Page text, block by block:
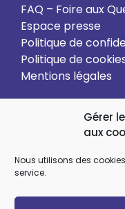
Gérer
aux
Nous utilisons des
service.
FAQ – Foire aux
Espace presse
Politique de
Politique de
Mentions légales
Action solidaire